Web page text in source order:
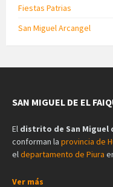
Fiestas Patrias
San Miguel Arcangel
SAN MIGUEL DE EL
El distrito de San Miguel
conforman la provincia de
eldepartamento de Piura
Ver más